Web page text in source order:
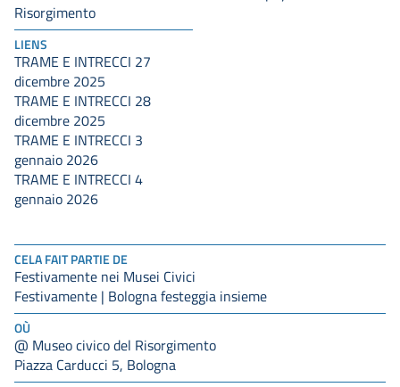
CELA FAIT PARTIE DE
Festivamente nei Musei Civici
Festivamente | Bologna festeggia insieme
OÙ
@ Museo civico del Risorgimento
Piazza Carducci 5, Bologna
Risorgimento
LIENS
TRAME E INTRECCI 27
dicembre 2025
TRAME E INTRECCI 28
dicembre 2025
TRAME E INTRECCI 3
gennaio 2026
TRAME E INTRECCI 4
gennaio 2026